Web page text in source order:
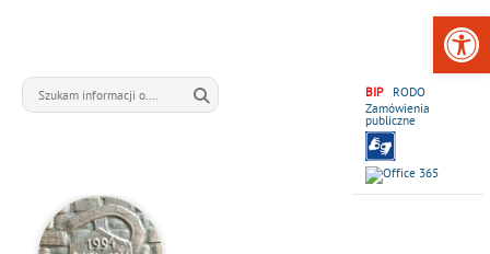
BIP
RODO
Zamówienia
publiczne